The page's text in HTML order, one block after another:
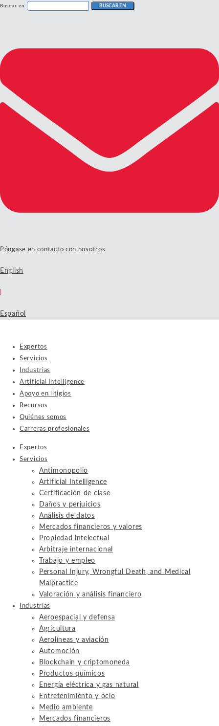
Buscar en BUSCAR EN
Póngase en contacto con nosotros
English
Español
Expertos
Servicios
Industrias
Artificial Intelligence
Apoyo en litigios
Recursos
Quiénes somos
Carreras profesionales
Expertos
Servicios
Antimonopolio
Artificial Intelligence
Certificación de clase
Daños y perjuicios
Análisis de datos
Mercados financieros y valores
Propiedad intelectual
Arbitraje internacional
Trabajo y empleo
Personal Injury, Wrongful Death, and Medical
Malpractice
Valoración y análisis financiero
Industrias
Aeroespacial y defensa
Agricultura
Aerolíneas y aviación
Automoción
Blockchain y criptomoneda
Productos químicos
Energía eléctrica y gas natural
Entretenimiento y ocio
Medio ambiente
Mercados financieros